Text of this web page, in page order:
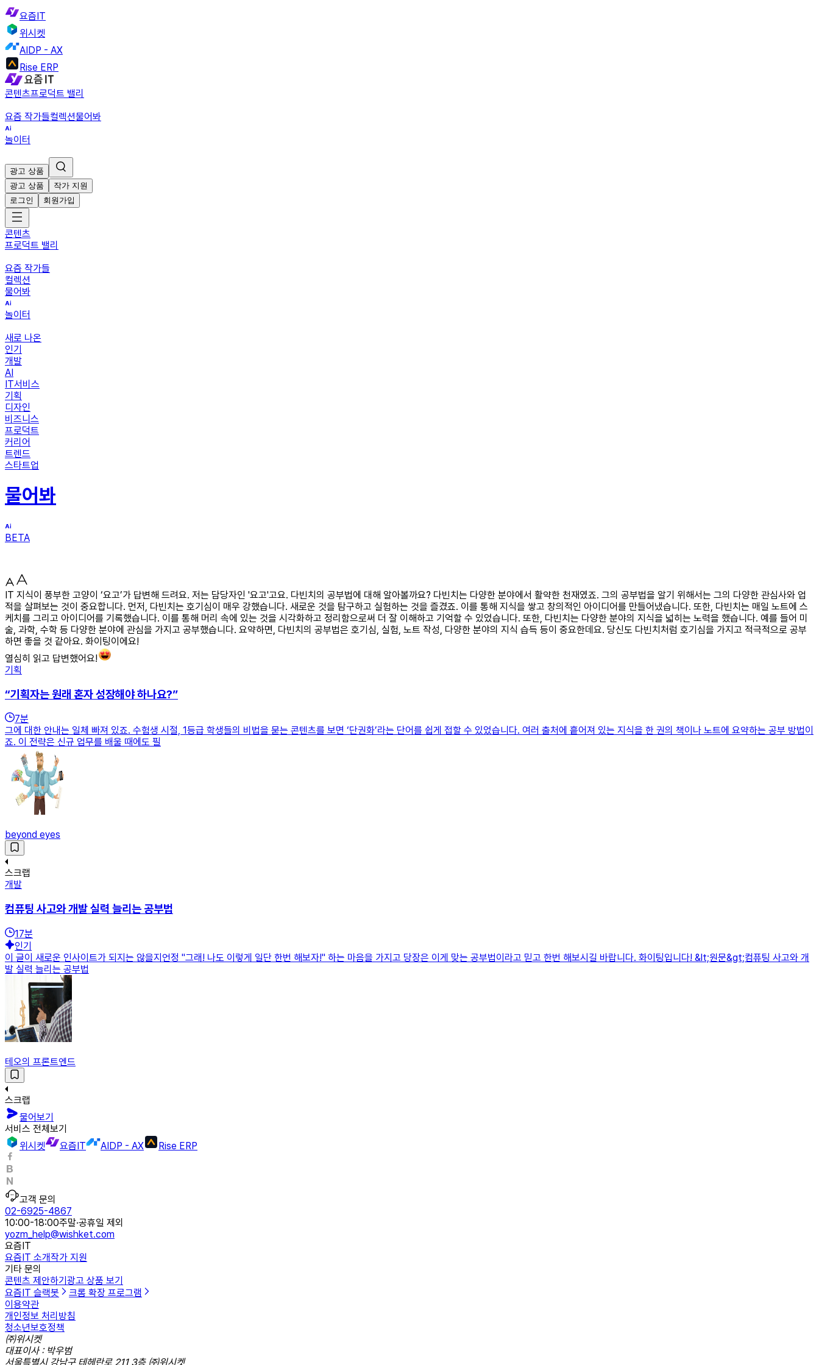
요즘IT
위시켓
AIDP - AX
Rise ERP
콘텐츠프로덕트 밸리
요즘 작가들컬렉션물어봐
놀이터
광고 상품
광고 상품
작가 지원
로그인
회원가입
콘텐츠
프로덕트 밸리
요즘 작가들
컬렉션
물어봐
놀이터
새로 나온
인기
개발
AI
IT서비스
기획
디자인
비즈니스
프로덕트
커리어
트렌드
스타트업
물어봐
BETA
IT 지식이 풍부한 고양이 ‘요고’가 답변해 드려요. 저는 담당자인 '요고'고요. 다빈치의 공부법에 대해 알아볼까요? 다빈치는 다양한 분야에서 활약한 천재였죠. 그의 공부법을 알기 위해서는 그의 다양한 관심사와 업
적을 살펴보는 것이 중요합니다. 먼저, 다빈치는 호기심이 매우 강했습니다. 새로운 것을 탐구하고 실험하는 것을 즐겼죠. 이를 통해 지식을 쌓고 창의적인 아이디어를 만들어냈습니다. 또한, 다빈치는 매일 노트에 스
케치를 그리고 아이디어를 기록했습니다. 이를 통해 머리 속에 있는 것을 시각화하고 정리함으로써 더 잘 이해하고 기억할 수 있었습니다. 또한, 다빈치는 다양한 분야의 지식을 넓히는 노력을 했습니다. 예를 들어 미
술, 과학, 수학 등 다양한 분야에 관심을 가지고 공부했습니다. 요약하면, 다빈치의 공부법은 호기심, 실험, 노트 작성, 다양한 분야의 지식 습득 등이 중요한데요. 당신도 다빈치처럼 호기심을 가지고 적극적으로 공부
하면 좋을 것 같아요. 화이팅이에요!
열심히 읽고 답변했어요!
기획
“기획자는 원래 혼자 성장해야 하나요?”
7분
그에 대한 안내는 일체 빠져 있죠. 수험생 시절, 1등급 학생들의 비법을 묻는 콘텐츠를 보면 ‘단권화’라는 단어를 쉽게 접할 수 있었습니다. 여러 출처에 흩어져 있는 지식을 한 권의 책이나 노트에 요약하는 공부 방법이
죠. 이 전략은 신규 업무를 배울 때에도 필
beyond eyes
스크랩
개발
컴퓨팅 사고와 개발 실력 늘리는 공부법
17분
인기
이 글이 새로운 인사이트가 되지는 않을지언정 "그래! 나도 이렇게 일단 한번 해보자!" 하는 마음을 가지고 당장은 이게 맞는 공부법이라고 믿고 한번 해보시길 바랍니다. 화이팅입니다! &lt;원문&gt;컴퓨팅 사고와 개
발 실력 늘리는 공부법
테오의 프론트엔드
스크랩
물어보기
서비스 전체보기
위시켓
요즘IT AIDP - AX Rise ERP
고객 문의
02-6925-4867
10:00-18:00주말·공휴일 제외
yozm_help@wishket.com
요즘IT
요즘IT 소개작가 지원
기타 문의
콘텐츠 제안하기광고 상품 보기
요즘IT 슬랙봇
크롬 확장 프로그램
이용약관
개인정보 처리방침
청소년보호정책
㈜위시켓
대표이사 : 박우범
서울특별시 강남구 테헤란로 211 3층 ㈜위시켓